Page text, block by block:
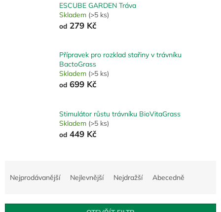
ESCUBE GARDEN Tráva
Skladem (>5 ks)
od 279 Kč
Přípravek pro rozklad stařiny v trávníku
BactoGrass
Skladem (>5 ks)
od 699 Kč
Stimulátor růstu trávníku BioVitaGrass
Skladem (>5 ks)
od 449 Kč
Nejprodávanější Nejlevnější Nejdražší Abecedně